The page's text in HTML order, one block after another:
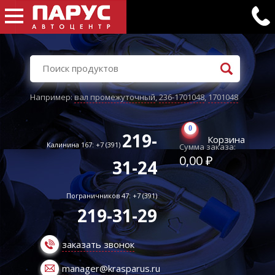
Например:вал промежуточный,236-1701048,1701048
Калинина 167: +7 (391) 219-
31-24
Пограничников 47: +7 (391)
219-31-29
заказать звонок
manager@krasparus.ru
0
Корзина
Сумма заказа:
0,00 ₽